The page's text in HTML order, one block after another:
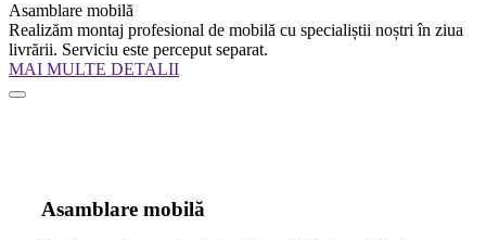
Asamblare mobilă
Realizăm montaj profesional de mobilă cu specialiștii noștri în ziua
livrării. Serviciu este perceput separat.
MAI MULTE DETALII
Asamblare mobilă